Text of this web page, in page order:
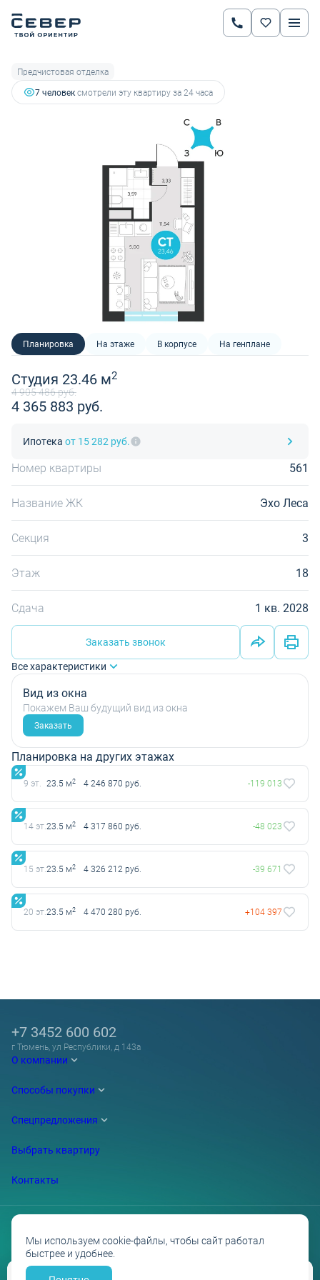
Студия23.46 м
4 905 486 руб.
4 365 883 руб.
Ипотекаот 15 282 руб.
Предчистовая отделка
7 человексмотрели эту квартиру за 24 часа
Планировка На этаже В корпусе На генплане
Студия 23.46 м2
4 905 486 руб.
4 365 883 руб.
Ипотека от 15 282 руб.
Номер квартиры 561
Название ЖК Эхо Леса
Секция 3
Этаж 18
Сдача 1 кв. 2028
Заказать звонок
Все характеристики
Вид из окна
Покажем Ваш будущий вид из окна
Заказать
Планировка на других этажах
9 эт. 23.5 м2 4 246 870 руб. -119 013
14 эт.23.5 м2 4 317 860 руб. -48 023
15 эт.23.5 м2 4 326 212 руб. -39 671
20 эт.23.5 м2 4 470 280 руб. +104 397
О компании
Способы покупки
Спецпредложения
Выбрать квартиру
Контакты
+7 3452 600 602
г Тюмень, ул Республики, д 143а
Проектные декларации на сайте наш.дом.рф
Политика обработки персональных данных
Мы используем cookie-файлы, чтобы сайт работал
быстрее и удобнее.